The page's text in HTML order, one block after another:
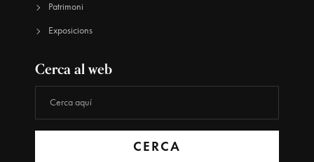
Patrimoni
Exposicions
Cerca al web
CERCA